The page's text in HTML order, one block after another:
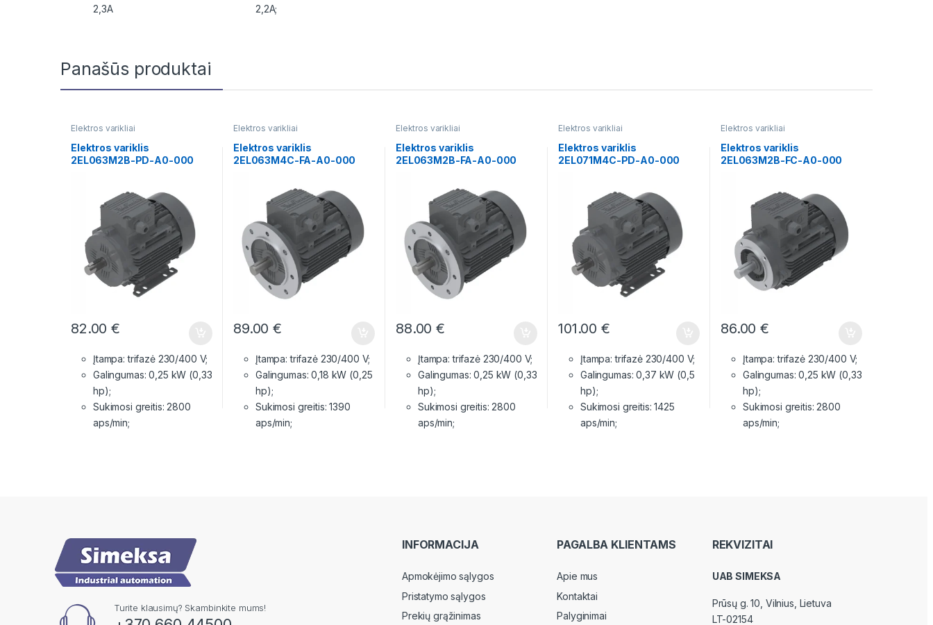
2,3A
2,2A;
Panašūs produktai
Elektros varikliai
Elektros variklis
2EL063M2B-PD-A0-000
82.00€
Įtampa: trifazė 230/400 V;
Galingumas: 0,25 kW (0,33
hp);
Sukimosi greitis: 2800
aps/min;
Elektros varikliai
Elektros variklis
2EL063M4C-FA-A0-000
89.00€
Įtampa: trifazė 230/400 V;
Galingumas: 0,18 kW (0,25
hp);
Sukimosi greitis: 1390
aps/min;
Elektros varikliai
Elektros variklis
2EL063M2B-FA-A0-000
88.00€
Įtampa: trifazė 230/400 V;
Galingumas: 0,25 kW (0,33
hp);
Sukimosi greitis: 2800
aps/min;
Elektros varikliai
Elektros variklis
2EL071M4C-PD-A0-000
101.00€
Įtampa: trifazė 230/400 V;
Galingumas: 0,37 kW (0,5
hp);
Sukimosi greitis: 1425
aps/min;
Elektros varikliai
Elektros variklis
2EL063M2B-FC-A0-000
86.00€
Įtampa: trifazė 230/400 V;
Galingumas: 0,25 kW (0,33
hp);
Sukimosi greitis: 2800
aps/min;
Turite klausimų? Skambinkite mums!
INFORMACIJA
Apmokėjimo sąlygos
Pristatymo sąlygos
Prekių grąžinimas
PAGALBA KLIENTAMS
Apie mus
Kontaktai
Palyginimai
REKVIZITAI
UAB SIMEKSA
Prūsų g. 10, Vilnius , Lietuva
LT-02154